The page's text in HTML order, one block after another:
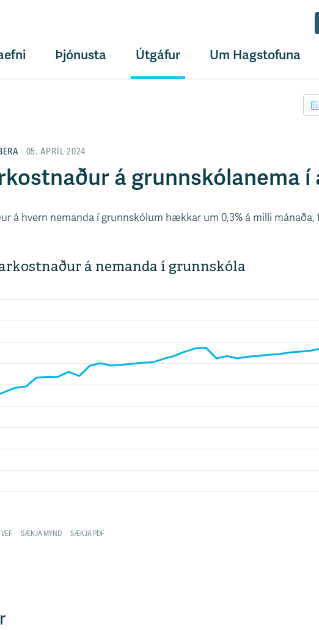
Þjónusta Útgáfur Um Hagstofuna
05. APRÍL 2024
á grunnskólanema í
á hvern nemanda í grunnskólum hækkar um 0,3% á milli mánaða,